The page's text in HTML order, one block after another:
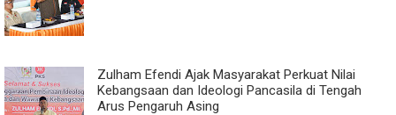
Zulham Efendi Ajak Masyarakat Perkuat Nilai
Kebangsaan dan Ideologi Pancasila di Tengah
Arus Pengaruh Asing